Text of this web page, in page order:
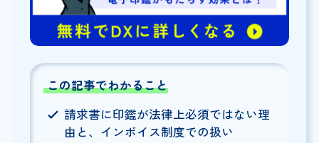
この記事でわかること
請求書に印鑑が法律上必須ではない理
由と、インボイス制度での扱い